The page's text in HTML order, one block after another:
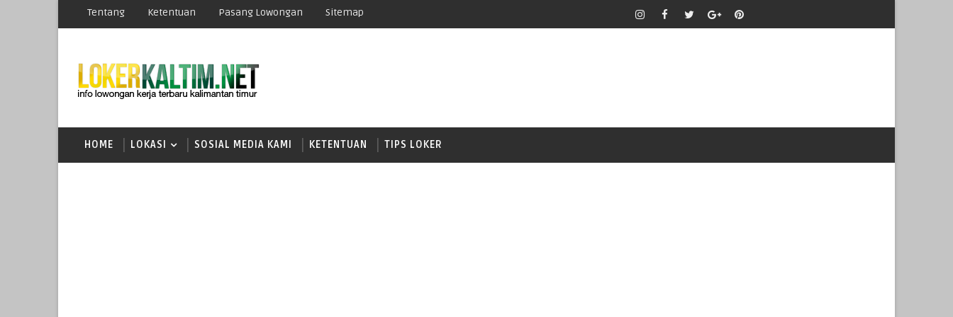
Tentang Ketentuan Pasang Lowongan Sitemap
HOME LOKASI SOSIAL MEDIA KAMI KETENTUAN TIPS LOKER